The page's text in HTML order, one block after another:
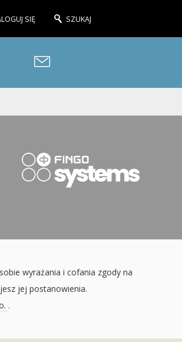
SIĘ SZUKAJ
wyrażania i cofania zgody na
jej postanowienia.
.